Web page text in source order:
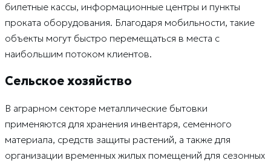
билетные кассы, информационные центры и пункты
проката оборудования. Благодаря мобильности, такие
объекты могут быстро перемещаться в места с
наибольшим потоком клиентов.
Сельское хозяйство
В аграрном секторе металлические бытовки
применяются для хранения инвентаря, семенного
материала, средств защиты растений, а также для
организации временных жилых помещений для сезонных